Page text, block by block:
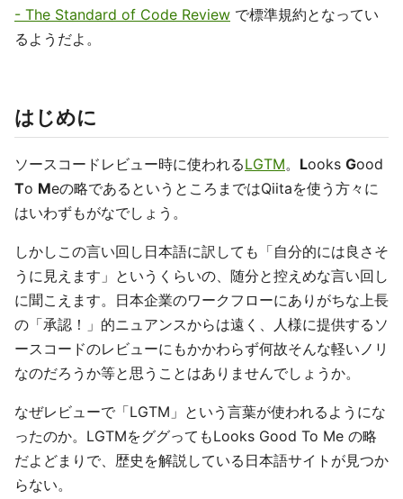
- The Standard of Code Review で標準規約となってい
るようだよ。
はじめに
ソースコードレビュー時に使われるLGTM。 Looks Good
To Meの略であるというところまではQiitaを使う方々に
はいわずもがなでしょう。
しかしこの言い回し日本語に訳しても「自分的には良さそ
うに見えます」というくらいの、随分と控えめな言い回し
に聞こえます。日本企業のワークフローにありがちな上長
の「承認！」的ニュアンスからは遠く、人様に提供するソ
ースコードのレビューにもかかわらず何故そんな軽いノリ
なのだろうか等と思うことはありませんでしょうか。
なぜレビューで「LGTM」という言葉が使われるようにな
ったのか。LGTMをググってもLooks Good To Me の略
だよどまりで、歴史を解説している日本語サイトが見つか
らない。